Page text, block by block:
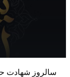
سالروز شهادت